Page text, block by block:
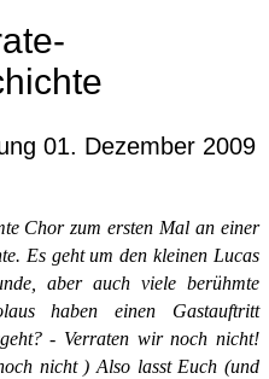
01. Dezember 2009
Chor zum ersten Mal an einer
Es geht um den kleinen Lucas
aber auch viele berühmte
haben einen Gastauftritt
- Verraten wir noch nicht!
nicht ) Also lasst Euch (und